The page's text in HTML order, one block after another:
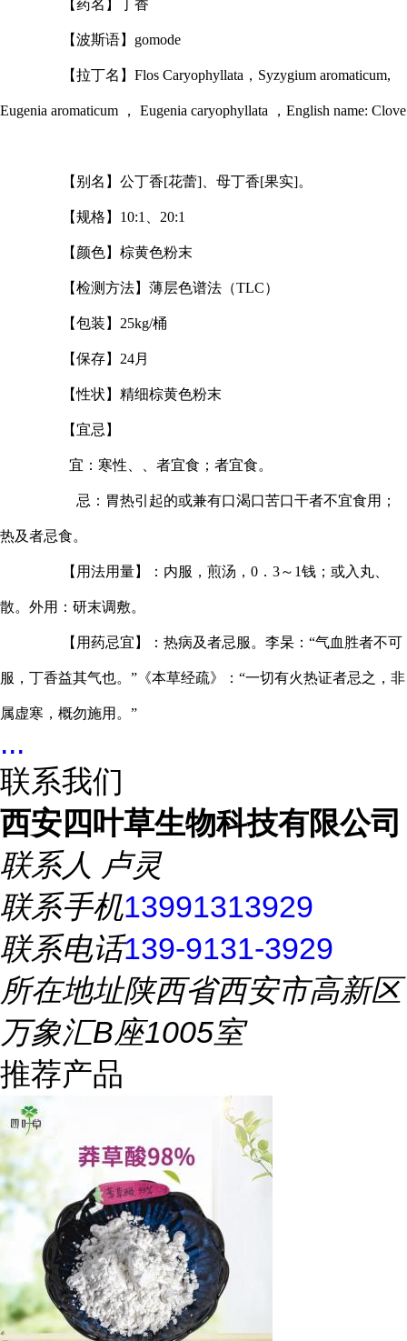
【药名】丁香
【波斯语】gomode
【拉丁名】Flos Caryophyllata，Syzygium aromaticum,
Eugenia aromaticum ， Eugenia caryophyllata ，English name: Clove
【别名】公丁香[花蕾]、母丁香[果实]。
【规格】10:1、20:1
【颜色】棕黄色粉末
【检测方法】薄层色谱法（TLC）
【包装】25kg/桶
【保存】24月
【性状】精细棕黄色粉末
【宜忌】
宜：寒性、、者宜食；者宜食。
忌：胃热引起的或兼有口渴口苦口干者不宜食用；
热及者忌食。
【用法用量】：内服，煎汤，0．3～1钱；或入丸、
散。外用：研末调敷。
【用药忌宜】：热病及者忌服。李杲：“气血胜者不可
服，丁香益其气也。”《本草经疏》：“一切有火热证者忌之，非
属虚寒，概勿施用。”
...
联系我们
西安四叶草生物科技有限公司
联系人 卢灵
联系手机13991313929
联系电话139-9131-3929
所在地址陕西省西安市高新区
万象汇B座1005室
推荐产品